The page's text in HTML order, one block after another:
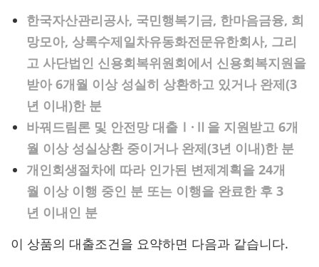
한국자산관리공사, 국민행복기금, 한마음금융, 희
망모아, 상록수제일차유동화전문유한회사, 그리
고 사단법인 신용회복위원회에서 신용회복지원을
받아 6개월 이상 성실히 상환하고 있거나 완제(3
년 이내)한 분
바꿔드림론 및 안전망 대출Ⅰ·Ⅱ을 지원받고 6개
월 이상 성실상환 중이거나 완제(3년 이내)한 분
개인회생절차에 따라 인가된 변제계획을 24개
월 이상 이행 중인 분 또는 이행을 완료한 후 3
년 이내인 분
이 상품의 대출조건을 요약하면 다음과 같습니다.